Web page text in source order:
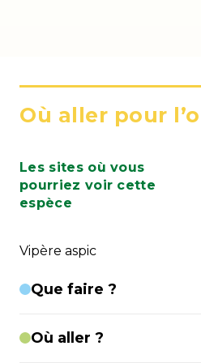
Où aller pour
Les sites où vous
pourriez voir cette
espèce
Vipère aspic
Que faire ?
Où aller ?